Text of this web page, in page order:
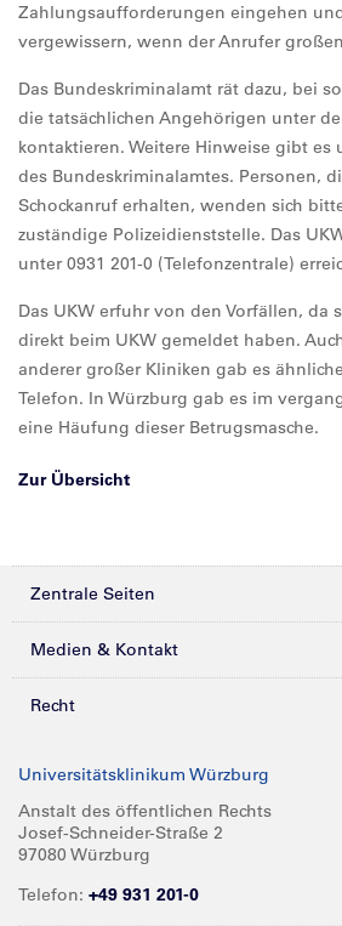
Zahlungsaufforderungen eingehen
vergewissern, wenn der Anrufer
Das Bundeskriminalamt rät dazu, bei
die tatsächlichen Angehörigen unter
kontaktieren. Weitere Hinweise gibt es
des Bundeskriminalamtes. Personen,
Schockanruf erhalten, wenden sich
zuständige Polizeidienststelle. Das
unter 0931 201-0 (Telefonzentrale)
Das UKW erfuhr von den Vorfällen, da
direkt beim UKW gemeldet haben.
anderer großer Kliniken gab es
Telefon. In Würzburg gab es im
eine Häufung dieser Betrugsmasche.
Zur Übersicht
Zentrale Seiten
Kliniken & Zentren
Forschung
Karriere
Medien & Kontakt
Presse
Glossar
Spenden
Recht
Compliance
Impressum
Barrierefreiheit
Universitätsklinikum Würzburg
Anstalt des öffentlichen Rechts
Josef-Schneider-Straße 2
97080 Würzburg
Telefon: +49 931 201-0